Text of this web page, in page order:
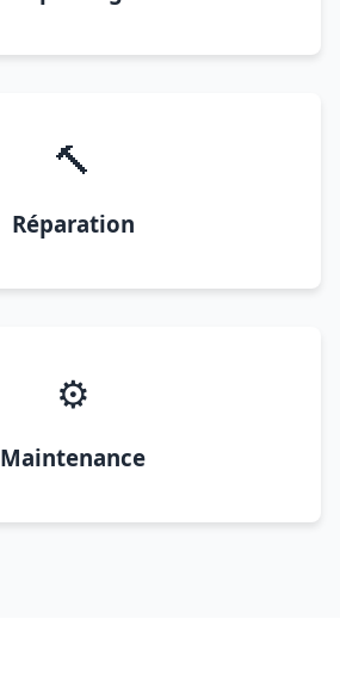
🔨
Réparation
⚙️
Maintenance